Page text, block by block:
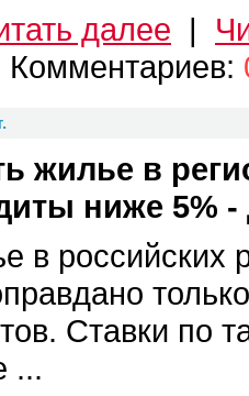
далее |
Комментариев:
жилье в
ниже 5% -
в российских
Ставки по
...